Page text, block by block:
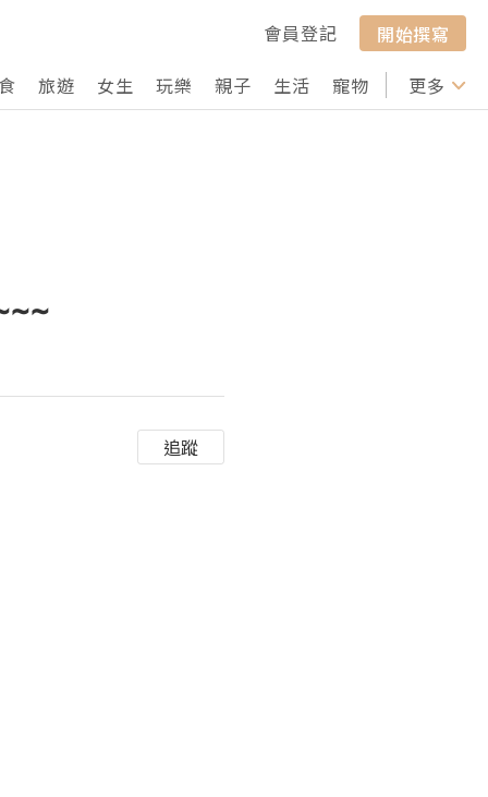
會員登記
開始撰寫
旅遊 女生 玩樂 親子 生活 寵物 行山 打卡
更多
追蹤